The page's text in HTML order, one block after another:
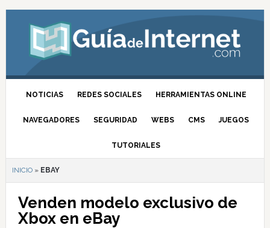
NOTICIAS REDES SOCIALES HERRAMIENTAS ONLINE
NAVEGADORES SEGURIDAD WEBS CMS JUEGOS
TUTORIALES
INICIO» EBAY
Venden modelo exclusivo de
Xbox en eBay